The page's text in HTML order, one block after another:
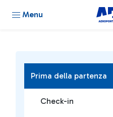
Menu
Prima della partenza
Check-in